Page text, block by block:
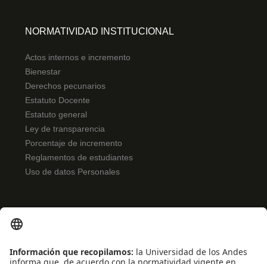
NORMATIVIDAD INSTITUCIONAL
Actos internos e incremento
Bienestar
Derechos pecunarios
Estatuto Docente
Estatuto general
Ley de transparencia
Porcentaje de incremento
Reglamentos de estudiantes
Uso de datos Personales
Noticias
Eventos